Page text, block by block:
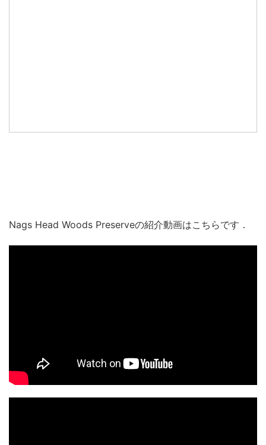
Nags Head Woods Preserveの紹介動画はこちらです．